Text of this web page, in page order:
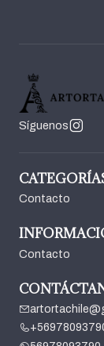
Síguenos
Contacto
Contacto